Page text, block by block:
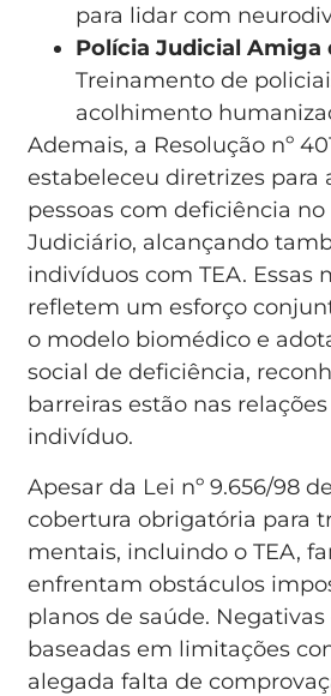
para lidar com
Polícia Judicial Amiga
Treinamento de
acolhimento
Ademais, a Resolução nº
estabeleceu diretrizes para
pessoas com deficiência no
Judiciário, alcançando
indivíduos com TEA. Essas
refletem um esforço
o modelo biomédico e
social de deficiência,
barreiras estão nas
indivíduo.
Apesar da Lei nº 9.656/98
cobertura obrigatória para
mentais, incluindo o TEA,
enfrentam obstáculos
planos de saúde.
baseadas em limitações
alegada falta de